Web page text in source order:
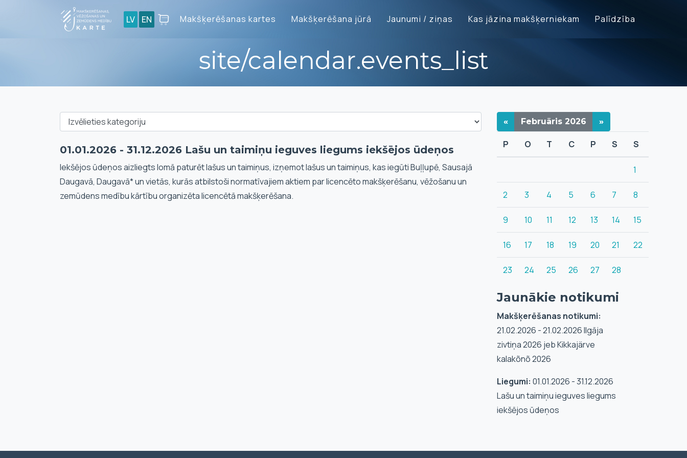
LV EN Makšķerēšanas kartes Makšķerēšana jūrā Jaunumi / ziņas Kas jāzina makšķerniekam Palīdzība
site/calendar.events_list
01.01.2026 - 31.12.2026 Lašu un taimiņu ieguves liegums iekšējos ūdeņos
Iekšējos ūdeņos aizliegts lomā paturēt lašus un taimiņus, izņemot lašus un taimiņus, kas iegūti Buļļupē, Sausajā
Daugavā, Daugavā* un vietās, kurās atbilstoši normatīvajiem aktiem par licencēto makšķerēšanu, vēžošanu un
zemūdens medību kārtību organizēta licencētā makšķerēšana.
« Februāris 2026 »
P O T C P S S
1
2 3 4 5 6 7 8
9 10 11 12 13 14 15
16 17 18 19 20 21 22
23 24 25 26 27 28
Jaunākie notikumi
Makšķerēšanas notikumi:
21.02.2026 - 21.02.2026 Ilgāja
zivtiņa 2026 jeb Kikkajärve
kalakõnõ 2026
Liegumi: 01.01.2026 - 31.12.2026
Lašu un taimiņu ieguves liegums
iekšējos ūdeņos